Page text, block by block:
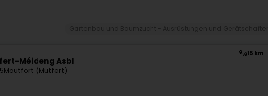
15 km
Méideng Asbl
Moutfort (Mutfert)